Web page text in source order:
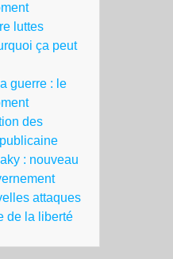
luttes
ça peut
guerre : le
des
: nouveau
attaques
de la liberté